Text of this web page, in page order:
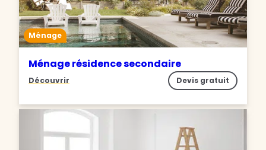
Ménage
Ménage résidence secondaire
Découvrir Devis gratuit